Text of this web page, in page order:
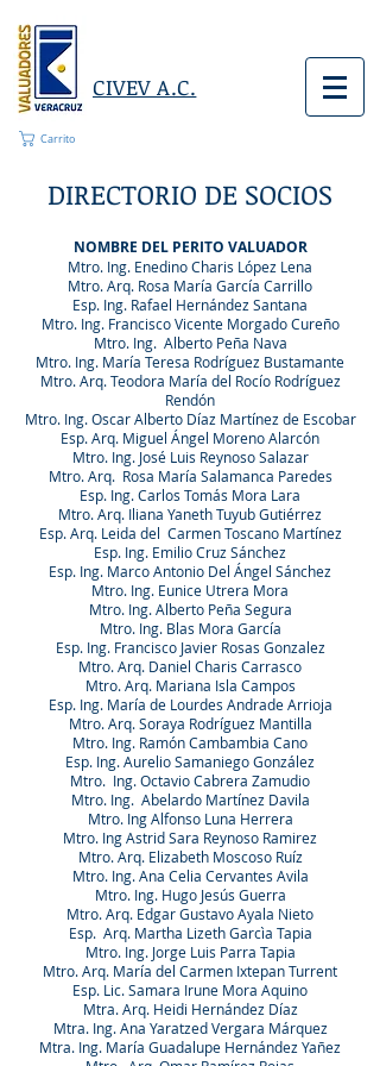
CIVEV A.C.
Carrito
DIRECTORIO DE SOCIOS
NOMBRE DEL PERITO VALUADOR
Mtro. Ing. Enedino Charis López Lena
Mtro. Arq. Rosa María García Carrillo
Esp. Ing. Rafael Hernández Santana
Mtro. Ing. Francisco Vicente Morgado Cureño
Mtro. Ing. Alberto Peña Nava
Mtro. Ing. María Teresa Rodríguez Bustamante
Mtro. Arq. Teodora María del Rocío Rodríguez
Rendón
Mtro. Ing. Oscar Alberto Díaz Martínez de Escobar
Esp. Arq. Miguel Ángel Moreno Alarcón
Mtro. Ing. José Luis Reynoso Salazar
Mtro. Arq. Rosa María Salamanca Paredes
Esp. Ing. Carlos Tomás Mora Lara
Mtro. Arq. Iliana Yaneth Tuyub Gutiérrez
Esp. Arq. Leida del Carmen Toscano Martínez
Esp. Ing. Emilio Cruz Sánchez
Esp. Ing. Marco Antonio Del Ángel Sánchez
Mtro. Ing. Eunice Utrera Mora
Mtro. Ing. Alberto Peña Segura
Mtro. Ing. Blas Mora García
Esp. Ing. Francisco Javier Rosas Gonzalez
Mtro. Arq. Daniel Charis Carrasco
Mtro. Arq. Mariana Isla Campos
Esp. Ing. María de Lourdes Andrade Arrioja
Mtro. Arq. Soraya Rodríguez Mantilla
Mtro. Ing. Ramón Cambambia Cano
Esp. Ing. Aurelio Samaniego González
Mtro. Ing. Octavio Cabrera Zamudio
Mtro. Ing. Abelardo Martínez Davila
Mtro. Ing Alfonso Luna Herrera
Mtro. Ing Astrid Sara Reynoso Ramirez
Mtro. Arq. Elizabeth Moscoso Ruíz
Mtro. Ing. Ana Celia Cervantes Avila
Mtro. Ing. Hugo Jesús Guerra
Mtro. Arq. Edgar Gustavo Ayala Nieto
Esp. Arq. Martha Lizeth Garcìa Tapia
Mtro. Ing. Jorge Luis Parra Tapia
Mtro. Arq. María del Carmen Ixtepan Turrent
Esp. Lic. Samara Irune Mora Aquino
Mtra. Arq. Heidi Hernández Díaz
Mtra. Ing. Ana Yaratzed Vergara Márquez
Mtra. Ing. María Guadalupe Hernández Yañez